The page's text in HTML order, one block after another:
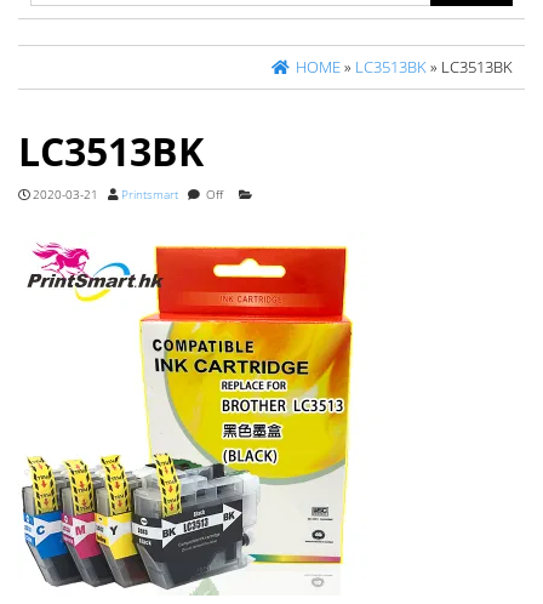
HOME» LC3513BK » LC3513BK
LC3513BK
2020-03-21 Printsmart Off